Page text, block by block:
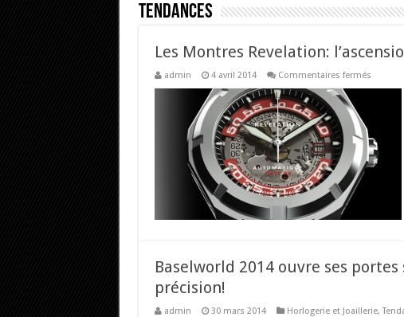
Tendances
Les Montres Revelation:
admin 4 avril 2014 Commentaires ferméssur
Baselworld 2014 ouvre ses
précision!
admin 30 mars 2014 Horlogerie et Joaillerie,